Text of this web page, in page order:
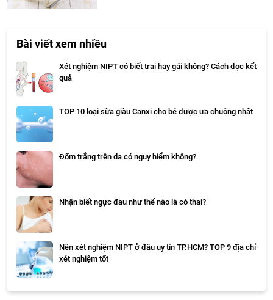
Bài viết xem nhiều
Xét nghiệm NIPT có biết trai hay gái không? Cách đọc kết
quả
TOP 10 loại sữa giàu Canxi cho bé được ưa chuộng nhất
Đốm trắng trên da có nguy hiểm không?
Nhận biết ngực đau như thế nào là có thai?
Nên xét nghiệm NIPT ở đâu uy tín TP.HCM? TOP 9 địa chỉ
xét nghiệm tốt